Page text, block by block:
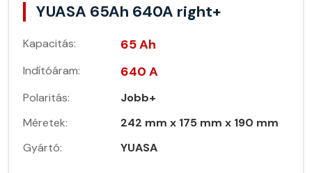
YUASA 65Ah 640A right+
Kapacitás: 65 Ah
Indítóáram: 640 A
Polaritás:
Jobb+
Méretek:
242 mm x 175 mm x 190 mm
Gyártó:
YUASA